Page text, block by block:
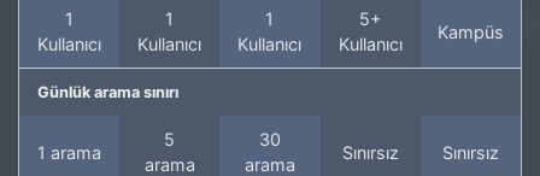
1
Kullanıcı
1
Kullanıcı
1
Kullanıcı
5+
Kullanıcı
Kampüs
Günlük arama sınırı
1 arama
5
arama
30
arama
Sınırsız Sınırsız